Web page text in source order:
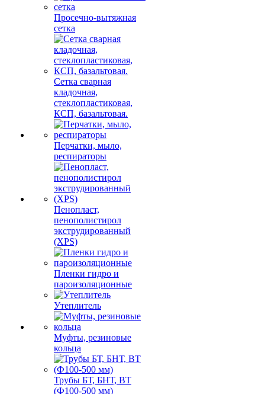
Просечно-вытяжная
сетка
Сетка сварная
кладочная,
стеклопластиковая,
КСП, базальтовая.
Перчатки, мыло,
респираторы
Пенопласт,
пенополистирол
экструдированный
(XPS)
Пленки гидро и
пароизоляционные
Утеплитель
Муфты, резиновые
кольца
Трубы БТ, БНТ, ВТ
(Ф100-500 мм)